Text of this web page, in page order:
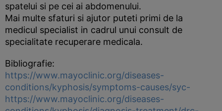
spatelui si pe cei ai abdomenului.
Mai multe sfaturi si ajutor puteti primi de la
medicul specialist in cadrul unui consult de
specialitate recuperare medicala.
Bibliografie:
https://www.mayoclinic.org/diseases-
conditions/kyphosis/symptoms-causes/syc-
https://www.mayoclinic.org/diseases-